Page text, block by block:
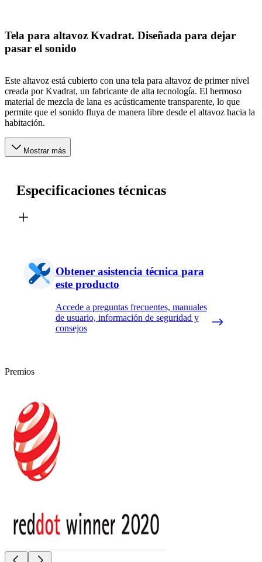
Tela para altavoz Kvadrat. Diseñada para dejar
pasar el sonido
Este altavoz está cubierto con una tela para altavoz de primer nivel
creada por Kvadrat, un fabricante de alta tecnología. El hermoso
material de mezcla de lana es acústicamente transparente, lo que
permite que el sonido fluya de manera libre desde el altavoz hacia la
habitación.
Mostrar más
Especificaciones técnicas
Obtener asistencia técnica para
este producto
Accede a preguntas frecuentes, manuales
de usuario, información de seguridad y
consejos
Premios